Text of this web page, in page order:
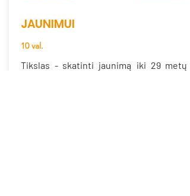
JAUNIMUI
10 val.
Tikslas - skatinti jaunimą iki 29 metų